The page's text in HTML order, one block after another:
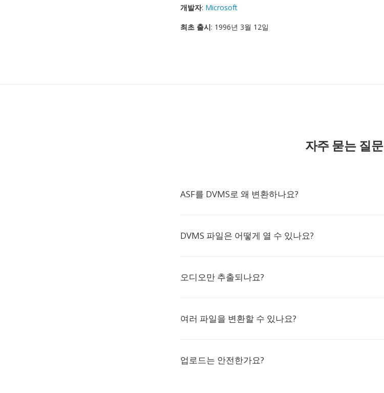
개발자: Microsoft
최초 출시: 1996년 3월 12일
자주 묻는 질문
ASF를 DVMS로 왜 변환하나요?
DVMS 파일은 어떻게 열 수 있나요?
오디오만 추출되나요?
여러 파일을 변환할 수 있나요?
업로드는 안전한가요?